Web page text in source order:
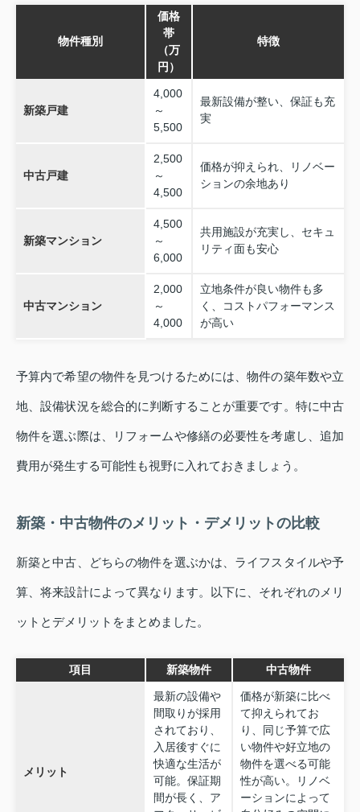
物件種別
価格
帯
（万
円）
特徴
新築戸建
4,000
～
5,500
最新設備が整い、保証も充
実
中古戸建
2,500
～
4,500
価格が抑えられ、リノベー
ションの余地あり
新築マンション
4,500
～
6,000
共用施設が充実し、セキュ
リティ面も安心
中古マンション
2,000
～
4,000
立地条件が良い物件も多
く、コストパフォーマンス
が高い
予算内で希望の物件を見つけるためには、物件の築年数や立
地、設備状況を総合的に判断することが重要です。特に中古
物件を選ぶ際は、リフォームや修繕の必要性を考慮し、追加
費用が発生する可能性も視野に入れておきましょう。
新築・中古物件のメリット・デメリットの比較
新築と中古、どちらの物件を選ぶかは、ライフスタイルや予
算、将来設計によって異なります。以下に、それぞれのメリ
ットとデメリットをまとめました。
項目 新築物件 中古物件
メリット
最新の設備や
間取りが採用
されており、
入居後すぐに
快適な生活が
可能。保証期
間が長く、ア
価格が新築に比べ
て抑えられてお
り、同じ予算で広
い物件や好立地の
物件を選べる可能
性が高い。リノベ
ーションによって